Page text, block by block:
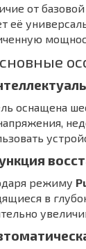
от
её
оснащена
режиму
в